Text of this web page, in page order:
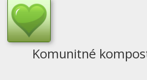
Komunitné